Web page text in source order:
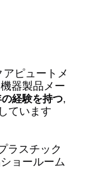
ピュートメ
器製品メー
経験を持つ,
ています
ラスチック
ョールーム